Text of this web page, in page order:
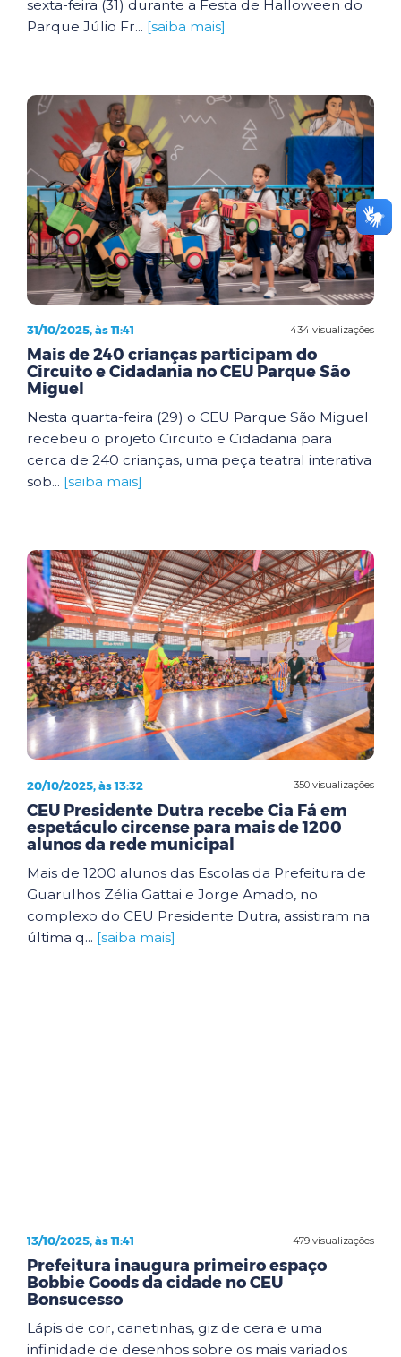
sexta-feira (31) durante a Festa de Halloween do
Parque Júlio Fr... [saiba mais]
434 visualizações
31/10/2025, às 11:41
Mais de 240 crianças participam do
Circuito e Cidadania no CEU Parque São
Miguel
Nesta quarta-feira (29) o CEU Parque São Miguel
recebeu o projeto Circuito e Cidadania para
cerca de 240 crianças, uma peça teatral interativa
sob... [saiba mais]
350 visualizações
20/10/2025, às 13:32
CEU Presidente Dutra recebe Cia Fá em
espetáculo circense para mais de 1200
alunos da rede municipal
Mais de 1200 alunos das Escolas da Prefeitura de
Guarulhos Zélia Gattai e Jorge Amado, no
complexo do CEU Presidente Dutra, assistiram na
última q... [saiba mais]
479 visualizações
13/10/2025, às 11:41
Prefeitura inaugura primeiro espaço
Bobbie Goods da cidade no CEU
Bonsucesso
Lápis de cor, canetinhas, giz de cera e uma
infinidade de desenhos sobre os mais variados